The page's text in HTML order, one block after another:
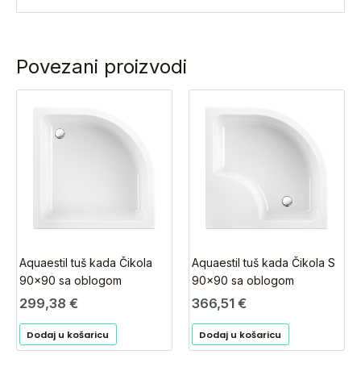
Povezani proizvodi
Aquaestil tuš kada Čikola
90×90 sa oblogom
299,38 €
Dodaj u košaricu
Aquaestil tuš kada Čikola S
90×90 sa oblogom
366,51 €
Dodaj u košaricu